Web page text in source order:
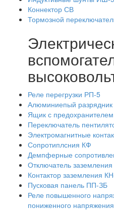
Коннектор СВ
Тормозной
Реле перегрузки РП-5
Алюминиепый
Ящик с
Переключатель
Электромагнитные
Сопротиплсния КФ
Демпферные
Отключатель заземления
Контактор заземления
Пусковая панель ПП-ЗБ
Реле повышенного
пониженного